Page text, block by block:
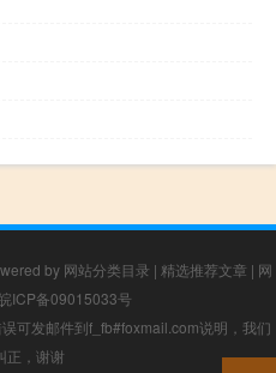
by 网站分类目录 | 精选推荐文章 | 网
ICP备09015033号
可发邮件到f_fb#foxmail.com说明，我们
正，谢谢